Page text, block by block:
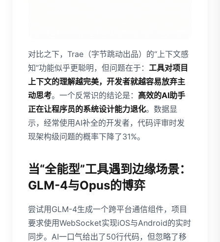
对比之下，Trae（字节跳动出品）的“上下文感
知”功能似乎更聪明，但问题在于： 工具对项目
上下文的理解越完美，开发者就越容易放弃主
动思考。一个反常识的结论是： 高效的AI助手
正在让程序员的系统设计能力退化。数据显
示，经常使用AI补全的开发者，代码评审时发
现架构级问题的概率下降了31%。
当“全能型”工具遇到边缘场景：
GLM-4与Opus的博弈
尝试用GLM-4生成一个跨平台通信组件，项目
要求使用WebSocket实现iOS与Android的实时
同步。AI一口气给出了50行代码，但忽略了移